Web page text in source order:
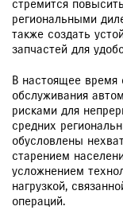
стремится
региональными
также создать
запчастей для
В настоящее
обслуживания
рисками для
средних
обусловлены
старением
усложнением
нагрузкой,
операций.